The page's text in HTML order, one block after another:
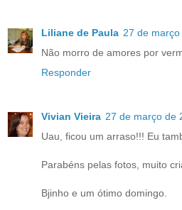
Liliane de Paula 27 de
Não morro de amores por
Responder
Vivian Vieira 27 de março de
Uau, ficou um arraso!!! Eu
Parabéns pelas fotos, muito
Bjinho e um ótimo domingo.